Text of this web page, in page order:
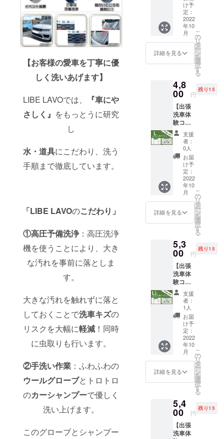
【お客様の愛車を丁寧に優
しく洗いあげます】
LIBE LAVOでは、
『車にや
さしく』 をもっとうに研究
し
水・道具にこだわり、洗う
手順まで徹底しています。
「LIBE LAVOのこだわり」
①高圧予備洗浄 ：高圧洗浄
機を使うことにより、大き
な汚れを事前に落としま
す。
大きな汚れを触れずに落と
しておくことで洗車キズの
リスクを大幅に軽減 ！同時
に虫取りも行います。
②手洗い作業 ：ふわふわの
ウールグローブとトロトロ
のカーシャンプーで優しく
洗い上げます。
このグローブとシャンプー
た注意
事項を
御確認
お願い
いたし
ご不明
点があ
問い合
わせく
ださ
い。
カーと
車種の
記入を
お願い
しま
たリ
ターン
ご指定
場所の
ご記入
をお願
いいた
しま
す。 ま
た注意
事項を
御確認
お願い
いたし
ます。
ご不明
点があ
たらお
問い合
い。
検証の
全長×全
幅×全高
＝サイ
10.5㎥
以上
12.2㎥
未満
になり
ます。
（例：
CH－R,
プリウ
ス） 備
考欄に
お車の
メー
カーと
車種の
お願い
しま
ターン
ご提供
当日の
ご指定
場所の
ご記入
をお願
いいた
しま
す。 ま
た注意
事項を
御確認
お願い
いたし
ご不明
点があ
問い合
わせく
ださ
い。
の料金
から
￥500-
OFFさ
せてい
ただき
ます。
からの
ご依頼
は出張
料はか
かりま
せん。
サイズ
につい
て：車
検証の
全長×全
幅×全高
＝サイ
Sサ
㎥未
満 に
なりま
す。
（例：
アク
ア、
ヴィッ
ツ） 備
考欄に
お車の
メー
カーと
車種の
記入を
しま
す。 ま
ご提供
当日の
ご指定
場所の
ご記入
イズ」
こだわ
りコー
ス！
５２０
０円→
４７０
０円 出
張洗車
ス再開
後お客
様のご
指定の
場所に
お伺い
いたし
ます。
※こちら
は一般
の料金
から
￥500-
OFFさ
せてい
ただき
ます。
からの
ご依頼
は出張
料はか
かりま
せん。
サイズ
につい
て：車
検証の
全長×全
幅×全高
＝サイ
M
以上
12.2㎥
未満
になり
ます。
け予
定：
2022
年10
月
詳細を見る
こ
の
リ
タ
ー
ン
を
選
択
す
る
4,8
00 円
残り15
【出張
洗車体
験コー
ス
￥500-
OFF】
「Lサイ
ズ」ス
タン
ダード
コー
ス！
５３０
０円→
４８０
０円 出
サービ
ス再開
後お客
様のご
指定の
場所に
お伺い
いたし
ます。
※こちら
は一般
の料金
から
￥500-
OFFさ
せてい
ただき
ページ
からの
ご依頼
は出張
料はか
支援
者：
0人
お届
け予
定：
2022
年10
月
詳細を見る
こ
の
リ
タ
ー
ン
を
選
択
す
る
5,3
00 円
残り15
【出張
洗車体
験コー
ス
￥500-
OFF】
「LLサ
イズ」
スタン
ダード
コー
ス！
５８０
０円→
５３０
０円 出
サービ
ス再開
後お客
様のご
指定の
支援
者：
1人
お届
け予
定：
2022
年10
月
詳細を見る
こ
の
リ
タ
ー
ン
を
選
択
す
る
5,4
00 円
残り15
【出張
洗車体